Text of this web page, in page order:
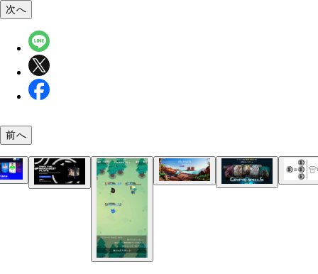
『アクシー・インフィニティ』 ベトナム発のキ
戦ゲー。海外には一日中プレイして２万円稼いで
ムなどを自在に作れる仮想空間！
ム『ソラーレ』 Ｊリーグも含めた２００以上の
ラブが登場。例えば１１月８日の場合、一日で２
件以上の取引が行なわれ、一日の取引高は約６５
『ＮＢＡ トップショット』 選手のプレー動画
タルカード化！ 「ゲーム」というよりコレクシ
素が強いが、２２７０万円で取引されたカードも
ーム『イルヴィウム』 ＮＦＴゲーム史上最高の
ティになると期待されるオープンワールドＲＰＧ
ビス開始前にもかかわらず海外での注目度はすで
『クリプトスペルズ』 集めたカードで戦う国内
のＮＦＴゲーム！
データは複製が容易だったが、ＮＦＴを使えばオ
ルのデータだと証明でき、希少価値を伴う
【図表２】ＮＦＴはブロックチェーン上に載ってい
る。 イーサリアムのブロックチェーン上では仮
が発行できるほか、音楽や画像データ（＝ＮＦＴ
明書なども載せることができる
次へ
前へ